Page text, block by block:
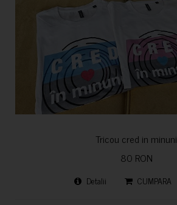
Tricou cred in minuni
80 RON
Detalii CUMPARA